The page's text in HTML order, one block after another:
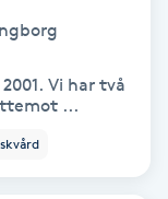
Vi har två
...